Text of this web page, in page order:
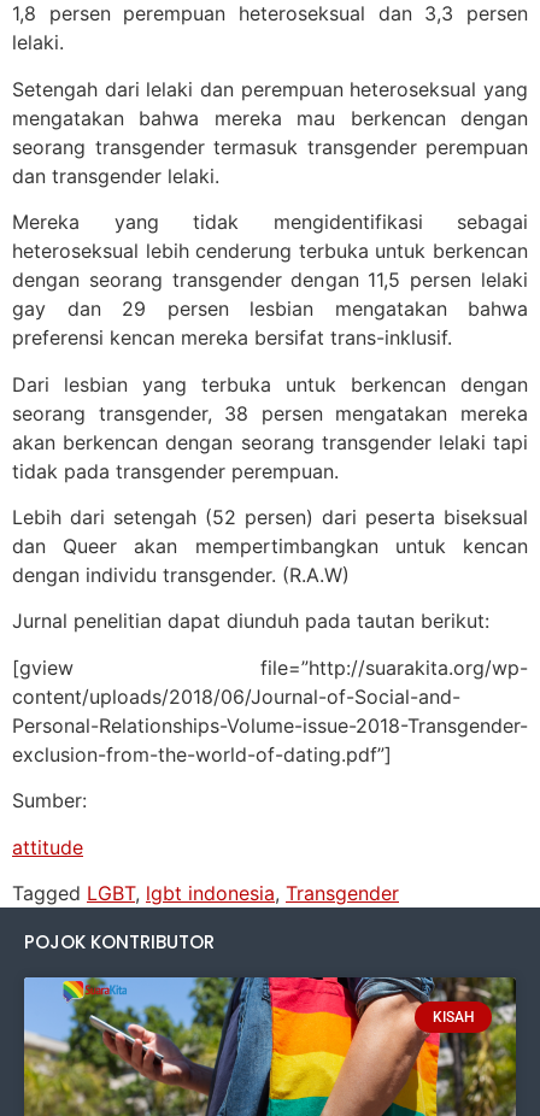
1,8 persen perempuan heteroseksual dan 3,3 persen
lelaki.
Setengah dari lelaki dan perempuan heteroseksual yang
mengatakan bahwa mereka mau berkencan dengan
seorang transgender termasuk transgender perempuan
dan transgender lelaki.
Mereka yang tidak mengidentifikasi sebagai
heteroseksual lebih cenderung terbuka untuk berkencan
dengan seorang transgender dengan 11,5 persen lelaki
gay dan 29 persen lesbian mengatakan bahwa
preferensi kencan mereka bersifat trans-inklusif.
Dari lesbian yang terbuka untuk berkencan dengan
seorang transgender, 38 persen mengatakan mereka
akan berkencan dengan seorang transgender lelaki tapi
tidak pada transgender perempuan.
Lebih dari setengah (52 persen) dari peserta biseksual
dan Queer akan mempertimbangkan untuk kencan
dengan individu transgender. (R.A.W)
Jurnal penelitian dapat diunduh pada tautan berikut:
[gview file=”http://suarakita.org/wp-
content/uploads/2018/06/Journal-of-Social-and-
Personal-Relationships-Volume-issue-2018-Transgender-
exclusion-from-the-world-of-dating.pdf”]
Sumber:
attitude
Tagged LGBT, lgbt indonesia, Transgender
POJOK KONTRIBUTOR
KISAH